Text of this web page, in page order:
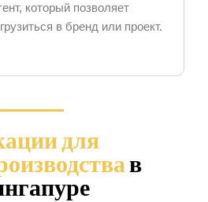
который позволяет
в бренд или проект.
для
в